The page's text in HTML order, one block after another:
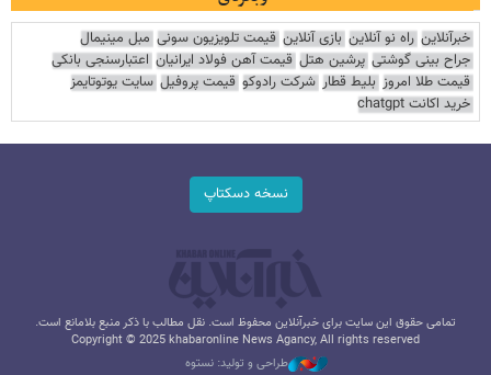
خبرآنلاین راه نو آنلاین بازی آنلاین قیمت تلویزیون سونی مبل مینیمال
جراح بینی گوشتی پرشین هتل قیمت آهن فولاد ایرانیان اعتبارسنجی بانکی
قیمت طلا امروز بلیط قطار شرکت رادوکو قیمت پروفیل سایت یوتوتایمز
خرید اکانت chatgpt
نسخه دسکتاپ
تمامی حقوق این سایت برای خبرآنلاین محفوظ است. نقل مطالب با ذکر منبع بلامانع است.
Copyright © 2025 khabaronline News Agancy, All rights reserved
طراحی و تولید: نستوه